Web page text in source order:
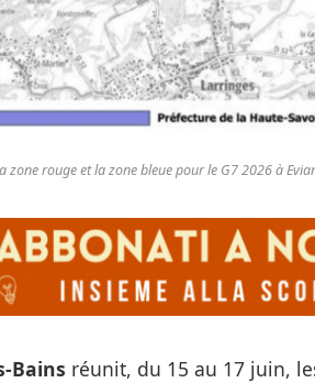
zone rouge et la zone bleue pour le G7 2026 à
Bains réunit, du 15 au 17 juin,